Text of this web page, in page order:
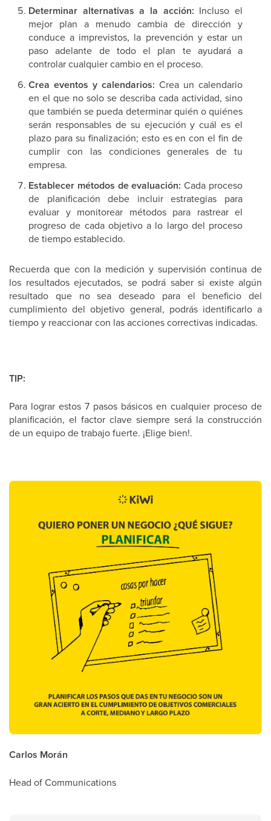
Determinar alternativas a la acción: Incluso el
mejor plan a menudo cambia de dirección y
conduce a imprevistos, la prevención y estar un
paso adelante de todo el plan te ayudará a
controlar cualquier cambio en el proceso.
Crea eventos y calendarios: Crea un calendario
en el que no solo se describa cada actividad, sino
que también se pueda determinar quién o quiénes
serán responsables de su ejecución y cuál es el
plazo para su finalización; esto es en con el fin de
cumplir con las condiciones generales de tu
empresa.
Establecer métodos de evaluación: Cada proceso
de planificación debe incluir estrategias para
evaluar y monitorear métodos para rastrear el
progreso de cada objetivo a lo largo del proceso
de tiempo establecido.
Recuerda que con la medición y supervisión continua de
los resultados ejecutados, se podrá saber si existe algún
resultado que no sea deseado para el beneficio del
cumplimiento del objetivo general, podrás identificarlo a
tiempo y reaccionar con las acciones correctivas indicadas.
TIP:
Para lograr estos 7 pasos básicos en cualquier proceso de
planificación, el factor clave siempre será la construcción
de un equipo de trabajo fuerte. ¡Elige bien!.
Carlos Morán
Head of Communications